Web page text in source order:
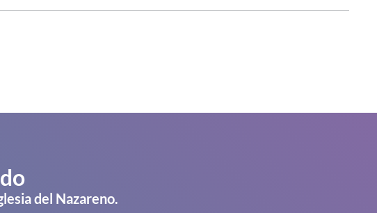
del Nazareno.